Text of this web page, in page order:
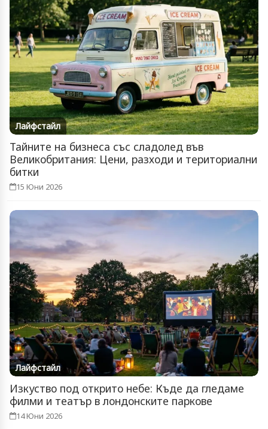
Лайфстайл
Тайните на бизнеса със сладолед във
Великобритания: Цени, разходи и териториални
битки
15 Юни 2026
Лайфстайл
Изкуство под открито небе: Къде да гледаме
филми и театър в лондонските паркове
14 Юни 2026